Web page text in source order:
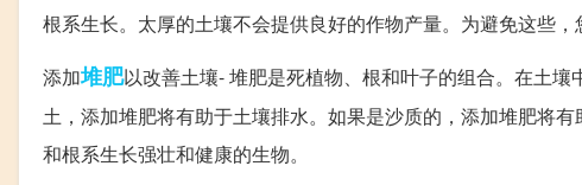
根系生长。太厚的土壤不会提供良好的作物产量。为避免这些，
添加堆肥以改善土壤- 堆肥是死植物、根和叶子的组合。在土
土，添加堆肥将有助于土壤排水。如果是沙质的，添加堆肥将
和根系生长强壮和健康的生物。